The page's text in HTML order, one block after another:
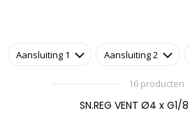
Aansluiting 1 Aansluiting 2
16 producten
SN.REG VENT Ø4 x G1/8